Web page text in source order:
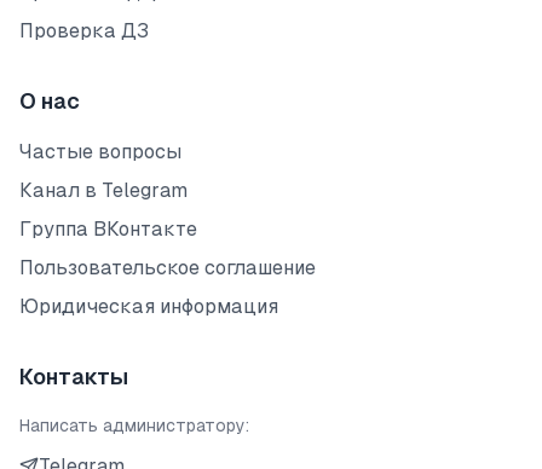
Проверка ДЗ
О нас
Частые вопросы
Канал в Telegram
Группа ВКонтакте
Пользовательское соглашение
Юридическая информация
Контакты
Написать администратору: